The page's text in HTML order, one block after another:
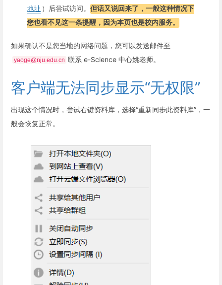
地址 ）后尝试访问。 但话又说回来了，一般这种情况下
您也看不见这一条提醒，因为本页也是校内服务。
如果确认不是您当地的网络问题，您可以发送邮件至
yaoge@nju.edu.cn 联系 e-Science 中心姚老师。
客户端无法同步显示“无权限”
出现这个情况时，尝试右键资料库，选择“重新同步此资料库”，一
般会恢复正常。